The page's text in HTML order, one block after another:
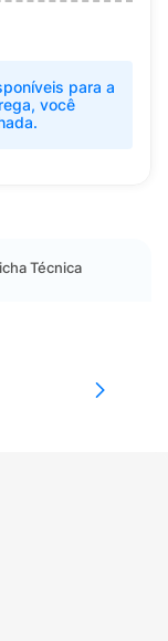
para a
você
Técnica